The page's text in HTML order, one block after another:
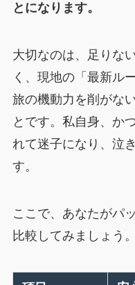
とになります。
大切なのは、足りな
く、現地の「最新ル
旅の機動力を削がな
とです。私自身、か
れて迷子になり、泣
す。
ここで、あなたがパ
比較してみましょう。